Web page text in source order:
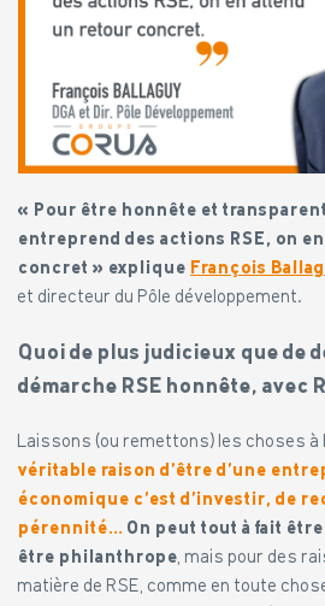
« Pour être honnête et
entreprend des actions RSE, on
concret » explique François
et directeur du Pôle développement.
Quoi de plus judicieux que de
démarche RSE honnête, avec
Laissons (ou remettons) les choses à
véritable raison d’être d’une
économique c’est d’investir, de
pérennité… On peut tout à fait
être philanthrope, mais pour des
matière de RSE, comme en toute